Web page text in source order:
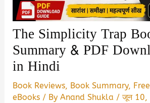
The Simplicity Trap
Summary & PDF
in Hindi
Book Reviews, Book Summary,
eBooks / ByAnand Shukla /जून 10,